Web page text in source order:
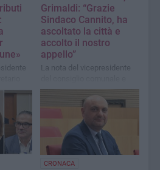
Grimaldi: “Grazie
Sindaco Cannito, ha
ascoltato la città e
accolto il nostro
appello”
La nota del vicepresidente
segretario provinciale della
CRONACA